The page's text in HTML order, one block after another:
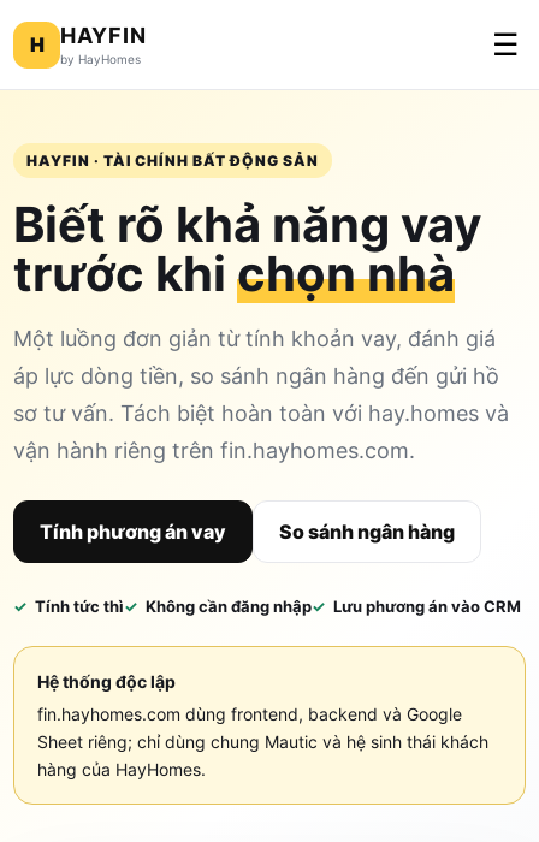
H HAYFIN
by HayHomes ☰
HAYFIN · TÀI CHÍNH BẤT ĐỘNG SẢN
Biết rõ khả năng vay
trước khi chọn nhà
Một luồng đơn giản từ tính khoản vay, đánh giá
áp lực dòng tiền, so sánh ngân hàng đến gửi hồ
sơ tư vấn. Tách biệt hoàn toàn với hay.homes và
vận hành riêng trên fin.hayhomes.com.
Tính phương án vay So sánh ngân hàng
Tính tức thì Không cần đăng nhập Lưu phương án vào CRM
Hệ thống độc lập
fin.hayhomes.com dùng frontend, backend và Google
Sheet riêng; chỉ dùng chung Mautic và hệ sinh thái khách
hàng của HayHomes.